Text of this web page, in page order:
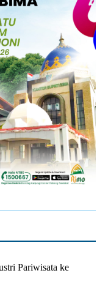
Pariwisata ke